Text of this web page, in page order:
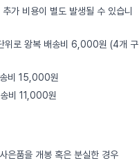
가 비용이 별도 발생될 수 있습니
위로 왕복 배송비 6,000원 (4개 구
비 15,000원
비 11,000원
은품을 개봉 혹은 분실한 경우